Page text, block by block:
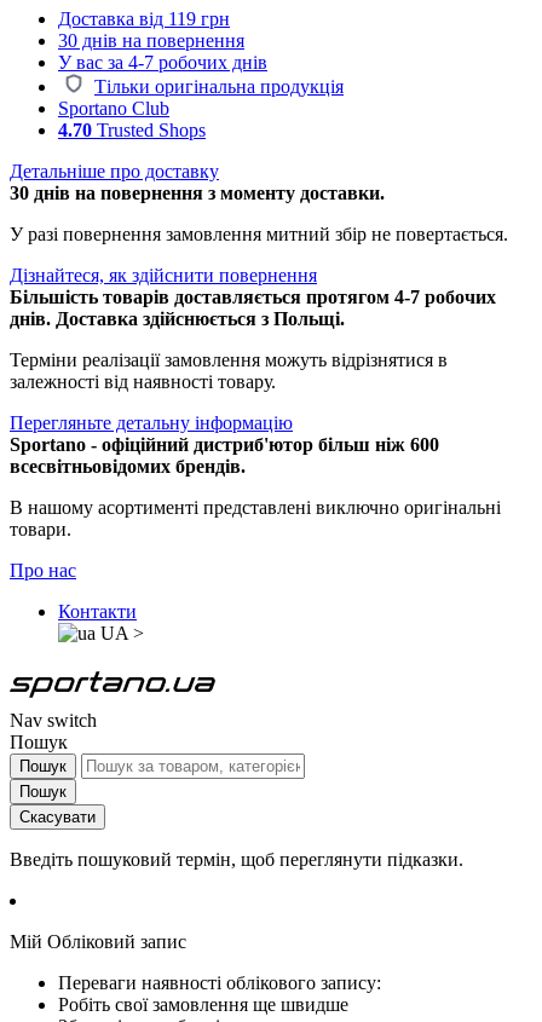
Доставка від 119 грн
30 днів на повернення
У вас за 4-7 робочих днів
Тільки оригінальна продукція
Sportano Club
4.70 Trusted Shops
Детальніше про доставку
30 днів на повернення з моменту доставки.
У разі повернення замовлення митний збір не повертається.
Дізнайтеся, як здійснити повернення
Більшість товарів доставляється протягом 4-7 робочих
днів. Доставка здійснюється з Польщі.
Терміни реалізації замовлення можуть відрізнятися в
залежності від наявності товару.
Перегляньте детальну інформацію
Sportano - офіційний дистриб'ютор більш ніж 600
всесвітньовідомих брендів.
В нашому асортименті представлені виключно оригінальні
товари.
Про нас
Контакти
UA >
Nav switch
Пошук
Пошук
Пошук
Скасувати
Введіть пошуковий термін, щоб переглянути підказки.
Мій Обліковий запис
Переваги наявності облікового запису:
Робіть свої замовлення ще швидше